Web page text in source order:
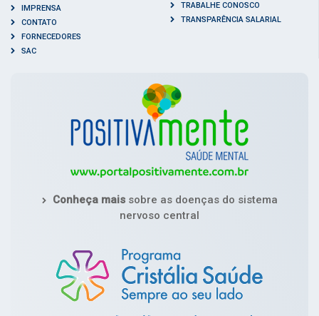
IMPRENSA
CONTATO
FORNECEDORES
SAC
TRABALHE CONOSCO
TRANSPARÊNCIA SALARIAL
Conheça maissobre as doenças do sistema
nervoso central